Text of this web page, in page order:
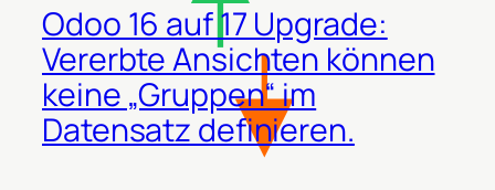
Odoo 16 auf 17 Upgrade:
Vererbte Ansichten können
keine „Gruppen“ im
Datensatz definieren.